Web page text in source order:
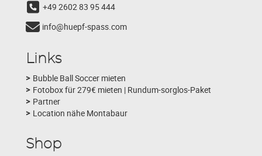
+49 2602 83 95 444
info@huepf-spass.com
Links
Bubble Ball Soccer mieten
Fotobox für 279€ mieten | Rundum-sorglos-Paket
Partner
Location nähe Montabaur
Shop